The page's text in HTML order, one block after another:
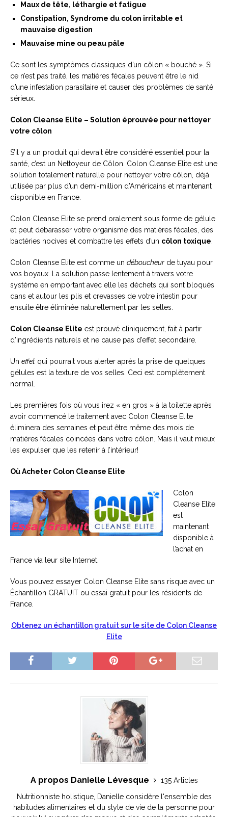
Maux de tête, léthargie et fatigue
Constipation, Syndrome du colon irritable et
mauvaise digestion
Mauvaise mine ou peau pâle
Ce sont les symptômes classiques d’un côlon « bouché ». Si
ce n’est pas traité, les matières fécales peuvent être le nid
d’une infestation parasitaire et causer des problèmes de santé
sérieux.
Colon Cleanse Elite – Solution éprouvée pour nettoyer
votre côlon
S’il y a un produit qui devrait être considéré essentiel pour la
santé, c’est un Nettoyeur de Côlon. Colon Cleanse Elite est une
solution totalement naturelle pour nettoyer votre côlon, déjà
utilisée par plus d’un demi-million d’Américains et maintenant
disponible en France.
Colon Cleanse Elite se prend oralement sous forme de gélule
et peut débarasser votre organisme des matières fécales, des
bactéries nocives et combattre les effets d’un côlon toxique
Colon Cleanse Elite est comme un déboucheur de tuyau pour
vos boyaux. La solution passe lentement à travers votre
système en emportant avec elle les déchets qui sont bloqués
dans et autour les plis et crevasses de votre intestin pour
ensuite être éliminée naturellement par les selles.
Colon Cleanse Elite est prouvé cliniquement, fait à partir
d’ingrédients naturels et ne cause pas d’effet secondaire.
Un effet qui pourrait vous alerter après la prise de quelques
gélules est la texture de vos selles. Ceci est complètement
normal.
Les premières fois où vous irez « en gros » à la toilette après
avoir commencé le traitement avec Colon Cleanse Elite
éliminera des semaines et peut être même des mois de
matières fécales coincées dans votre côlon. Mais il vaut mieux
les expulser que les retenir à l’intérieur!
Où Acheter Colon Cleanse Elite
Colon
Cleanse Elite
est
maintenant
disponible à
l’achat en
France via leur site Internet.
Vous pouvez essayer Colon Cleanse Elite sans risque avec un
Échantillon GRATUIT ou essai gratuit pour les résidents de
France.
Obtenez un échantillon gratuit sur le site de Colon Cleanse
Elite
A propos Danielle Lévesque
135 Articles
Nutritionniste holistique, Danielle considère l'ensemble des
habitudes alimentaires et du style de vie de la personne pour